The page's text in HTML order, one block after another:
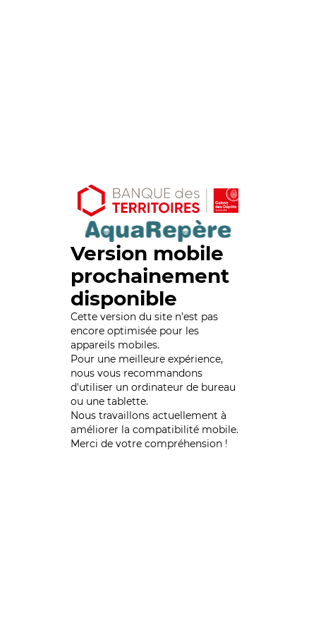
Version mobile
prochainement
disponible
Cette version du site n’est pas
encore optimisée pour les
appareils mobiles.
Pour une meilleure expérience,
nous vous recommandons
d'utiliser un ordinateur de bureau
ou une tablette.
Nous travaillons actuellement à
améliorer la compatibilité mobile.
Merci de votre compréhension !